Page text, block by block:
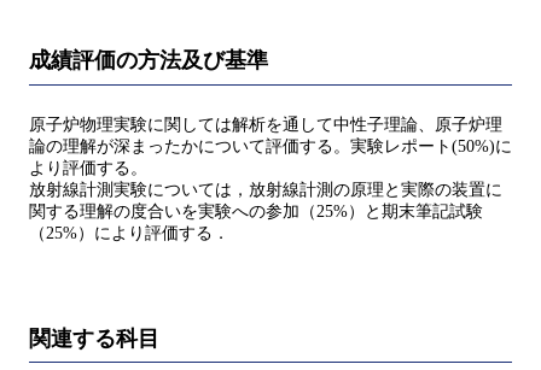
成績評価の方法及び基準
原子炉物理実験に関しては解析を通して中性子理論、原子炉理
論の理解が深まったかについて評価する。実験レポート(50%)に
より評価する。
放射線計測実験については，放射線計測の原理と実際の装置に
関する理解の度合いを実験への参加（25%）と期末筆記試験
（25%）により評価する．
関連する科目